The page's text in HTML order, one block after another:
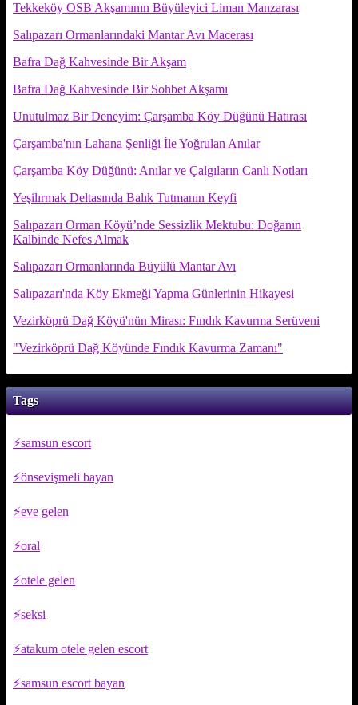
Tekkeköy OSB Akşamının Büyüleyici Liman Manzarası
Salıpazarı Ormanlarındaki Mantar Avı Macerası
Bafra Dağ Kahvesinde Bir Akşam
Bafra Dağ Kahvesinde Bir Sohbet Akşamı
Unutulmaz Bir Deneyim: Çarşamba Köy Düğünü Hatırası
Çarşamba'nın Lahana Şenliği İle Yoğrulan Anılar
Çarşamba Köy Düğünü: Anılar ve Çalgıların Canlı Notları
Yeşilırmak Deltasında Balık Tutmanın Keyfi
Salıpazarı Orman Köyü’nde Sessizlik Mektubu: Doğanın
Kalbinde Nefes Almak
Salıpazarı Ormanlarında Büyülü Mantar Avı
Salıpazarı'nda Köy Ekmeği Yapma Günlerinin Hikayesi
Vezirköprü Dağ Köyü'nün Mirası: Fındık Kavurma Serüveni
"Vezirköprü Dağ Köyünde Fındık Kavurma Zamanı"
Tags
samsun escort
önsevişmeli bayan
eve gelen
oral
otele gelen
seksi
atakum otele gelen escort
samsun escort bayan